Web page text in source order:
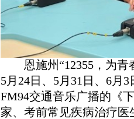
恩施州“12355，为青
5月24日、5月31日、6月
FM94交通音乐广播的《
家、考前常见疾病治疗